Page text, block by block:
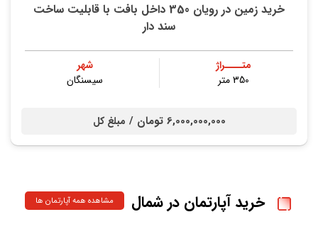
خرید زمین در رویان 350 داخل بافت با قابلیت ساخت
سند دار
متــــراژ
350 متر
شهر
سیسنگان
6,000,000,000 تومان / مبلغ کل
خرید آپارتمان در شمال مشاهده همه آپارتمان ها